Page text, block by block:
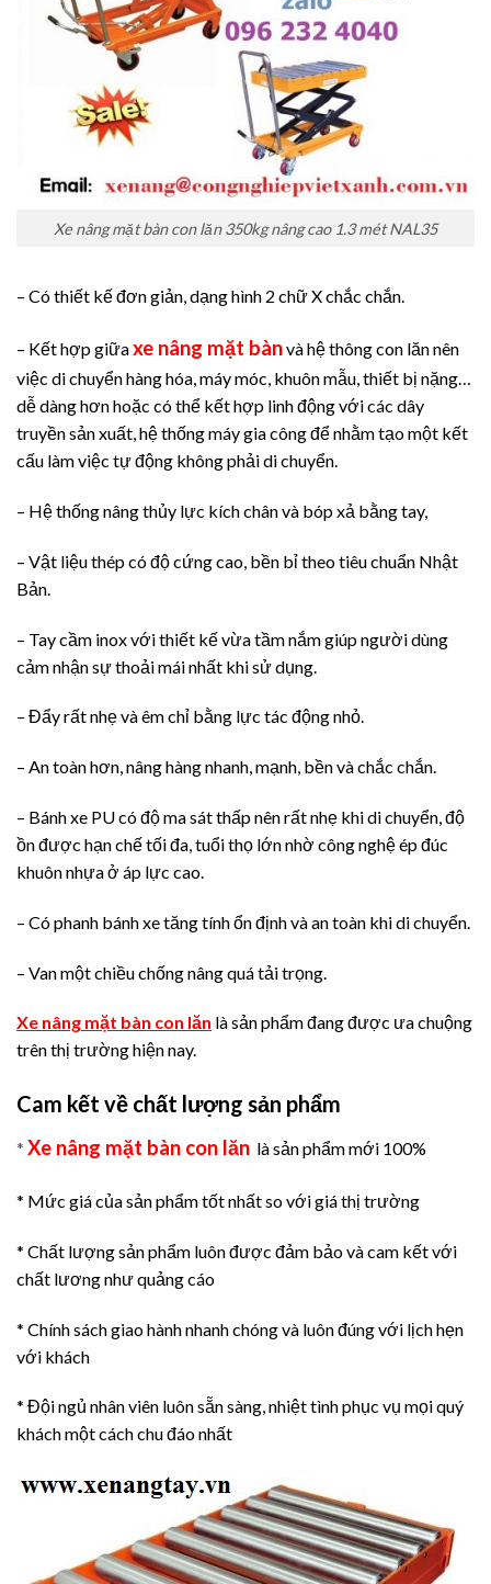
Xe nâng mặt bàn con lăn 350kg nâng cao 1.3 mét NAL35
– Có thiết kế đơn giản, dạng hình 2 chữ X chắc chắn.
– Kết hợp giữaxe nâng mặt bànvà hệ thông con lăn nên
việc di chuyển hàng hóa, máy móc, khuôn mẫu, thiết bị nặng…
dễ dàng hơn hoặc có thể kết hợp linh động với các dây
truyền sản xuất, hệ thống máy gia công để nhằm tạo một kết
cấu làm việc tự động không phải di chuyển.
– Hệ thống nâng thủy lực kích chân và bóp xả bằng tay,
– Vật liệu thép có độ cứng cao, bền bỉ theo tiêu chuẩn Nhật
Bản.
– Tay cầm inox với thiết kế vừa tầm nắm giúp người dùng
cảm nhận sự thoải mái nhất khi sử dụng.
– Đẩy rất nhẹ và êm chỉ bằng lực tác động nhỏ.
– An toàn hơn, nâng hàng nhanh, mạnh, bền và chắc chắn.
– Bánh xe PU có độ ma sát thấp nên rất nhẹ khi di chuyển, độ
ồn được hạn chế tối đa, tuổi thọ lớn nhờ công nghệ ép đúc
khuôn nhựa ở áp lực cao.
– Có phanh bánh xe tăng tính ổn định và an toàn khi di chuyển.
– Van một chiều chống nâng quá tải trọng.
Xe nâng mặt bàn con lăn là sản phẩm đang được ưa chuộng
trên thị trường hiện nay.
Cam kết về chất lượng sản phẩm
* Xe nâng mặt bàn con lăn là sản phẩm mới 100%
* Mức giá của sản phẩm tốt nhất so với giá thị trường
* Chất lượng sản phẩm luôn được đảm bảo và cam kết với
chất lương như quảng cáo
* Chính sách giao hành nhanh chóng và luôn đúng với lịch hẹn
với khách
* Đội ngủ nhân viên luôn sẵn sàng, nhiệt tình phục vụ mọi quý
khách một cách chu đáo nhất